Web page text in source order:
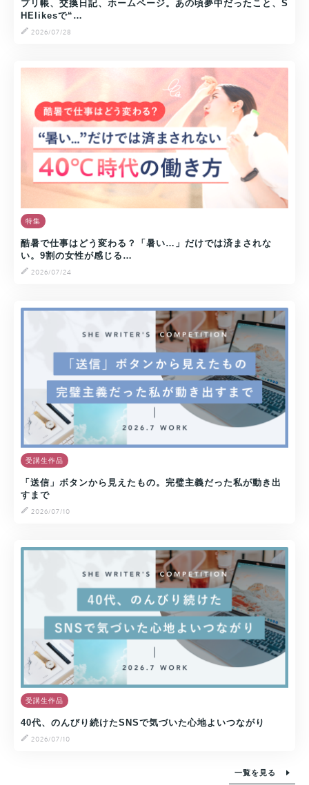
プリ帳、交換日記、ホームページ。あの頃夢中だったこと、S
HElikesで“…
2026/07/28
特集
酷暑で仕事はどう変わる？「暑い…」だけでは済まされな
い。9割の女性が感じる…
2026/07/24
受講生作品
「送信」ボタンから見えたもの。完璧主義だった私が動き出
すまで
2026/07/10
受講生作品
40代、のんびり続けたSNSで気づいた心地よいつながり
2026/07/10
一覧を見る